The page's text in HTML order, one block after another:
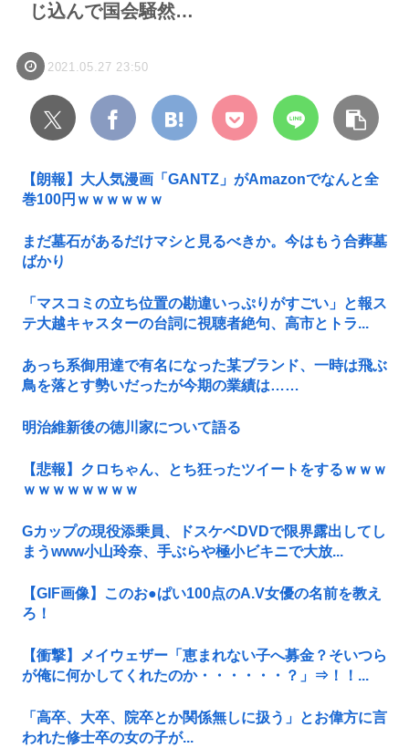
じ込んで国会騒然…
2021.05.27 23:50
【朗報】大人気漫画「GANTZ」がAmazonでなんと全
巻100円ｗｗｗｗｗｗ
まだ墓石があるだけマシと見るべきか。今はもう合葬墓
ばかり
「マスコミの立ち位置の勘違いっぷりがすごい」と報ス
テ大越キャスターの台詞に視聴者絶句、高市とトラ...
あっち系御用達で有名になった某ブランド、一時は飛ぶ
鳥を落とす勢いだったが今期の業績は……
明治維新後の徳川家について語る
【悲報】クロちゃん、とち狂ったツイートをするｗｗｗ
ｗｗｗｗｗｗｗｗ
Gカップの現役添乗員、ドスケベDVDで限界露出してし
まうwww小山玲奈、手ぶらや極小ビキニで大放...
【GIF画像】このお●ぱい100点のA.V女優の名前を教え
ろ！
【衝撃】メイウェザー「恵まれない子へ募金？そいつら
が俺に何かしてくれたのか・・・・・・？」⇒！！...
「高卒、大卒、院卒とか関係無しに扱う」とお偉方に言
われた修士卒の女の子が...